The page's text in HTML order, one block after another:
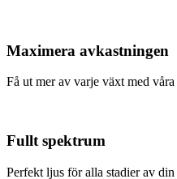
Maximera avkastningen
Få ut mer av varje växt med
Fullt spektrum
Perfekt ljus för alla stadier av